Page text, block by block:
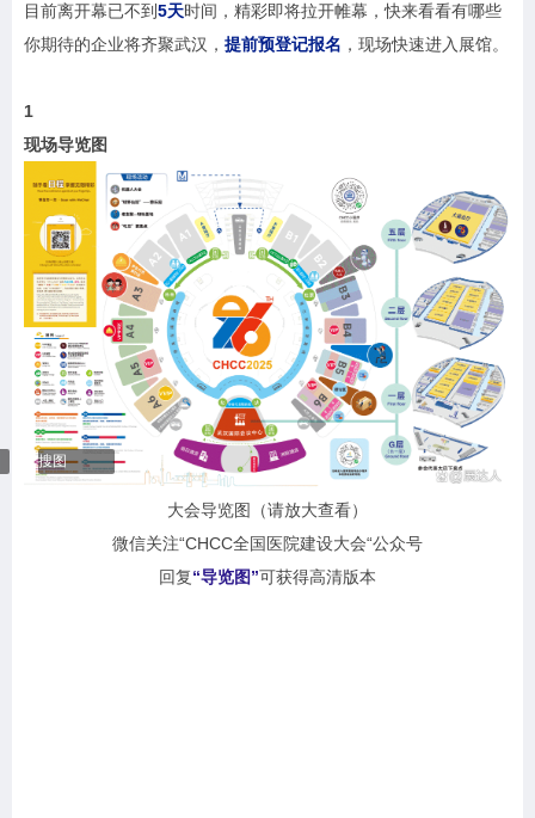
目前离开幕已不到5天时间，精彩即将拉开帷幕，快来看看有哪些
你期待的企业将齐聚武汉， 提前预登记报名 ，现场快速进入展馆。
1
现场导览图
搜图
大会导览图（请放大查看）
微信关注“CHCC全国医院建设大会“公众号
回复“导览图”可获得高清版本